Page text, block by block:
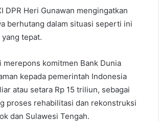
DPR Heri Gunawan mengingatkan
berhutang dalam situasi seperti ini
tepat.
merepons komitmen Bank Dunia
kepada pemerintah Indonesia
atau setara Rp 15 triliun, sebagai
proses rehabilitasi dan rekonstruksi
dan Sulawesi Tengah.